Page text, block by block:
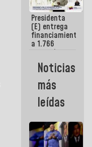
acompañada
por el
Gobierno
Nacional
Presidenta
(E) entrega
financiamientos
a 1.766
comerciantes
emprendedores
afectados
por
terremotos
Noticias
más
leídas